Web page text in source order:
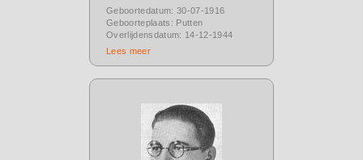
Geboortedatum: 30-07-1916
Geboorteplaats: Putten
Overlijdensdatum: 14-12-1944
Lees meer